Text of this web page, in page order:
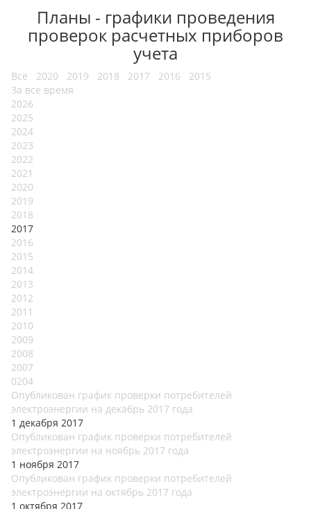
Планы - графики проведения
проверок расчетных приборов
учета
Все 2020 2019 2018 2017 2016
2015
За все время
2026
2025
2024
2023
2022
2021
2020
2019
2018
2017
2016
2015
2014
2013
2012
2011
2010
2009
2008
2007
0204
Опубликован график проверки потребителей
электроэнергии на декабрь 2017 года
1 декабря 2017
Опубликован график проверки потребителей
электроэнергии на ноябрь 2017 года
1 ноября 2017
Опубликован график проверки потребителей
электроэнергии на октябрь 2017 года
1 октября 2017